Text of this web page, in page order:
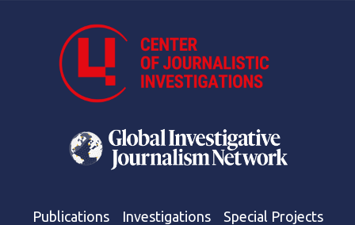
Publications Investigations Special Projects